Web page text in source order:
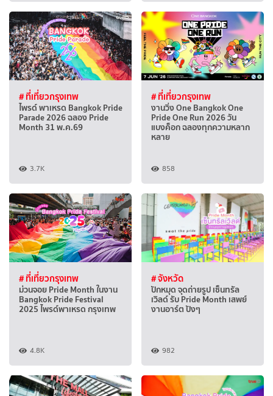
# ที่เที่ยวกรุงเทพ
ไพรด์ พาเหรด Bangkok Pride
Parade 2026 ฉลอง Pride
Month 31 พ.ค.69
3.7K
# ที่เที่ยวกรุงเทพ
งานวิ่ง One Bangkok One
Pride One Run 2026 วัน
แบงค็อก ฉลองทุกความหลาก
หลาย
858
# ที่เที่ยวกรุงเทพ
ม่วนจอย Pride Month ในงาน
Bangkok Pride Festival
2025 ไพรด์พาเหรด กรุงเทพ
4.8K
# จังหวัด
ปักหมุด จุดถ่ายรูป เซ็นทรัล
เวิลด์ รับ Pride Month เสพย์
งานอาร์ต ปังๆ
982